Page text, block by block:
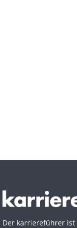
Der karriereführer